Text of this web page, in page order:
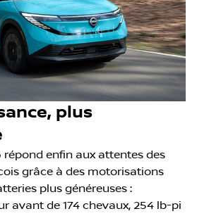
plus
répond enfin aux attentes des
grâce à des motorisations
plus généreuses :
avant de 174 chevaux, 254 lb-pi